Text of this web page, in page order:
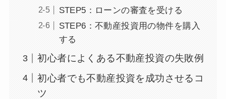
STEP5：ローンの審査を受ける
STEP6：不動産投資用の物件を購入
する
初心者によくある不動産投資の失敗例
初心者でも不動産投資を成功させるコ
ツ